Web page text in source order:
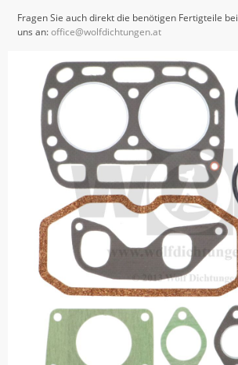
Fragen Sie auch direkt die benötigen Fertigteile bei
uns an:office@wolfdichtungen.at